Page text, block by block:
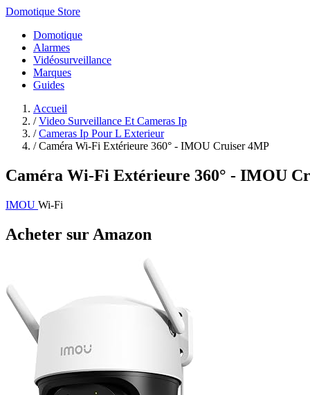
Domotique Store
Domotique
Alarmes
Vidéosurveillance
Marques
Guides
Accueil
/ Video Surveillance Et Cameras Ip
/ Cameras Ip Pour L Exterieur
/ Caméra Wi-Fi Extérieure 360° - IMOU Cruiser 4MP
Caméra Wi-Fi Extérieure 360° - IMOU
IMOU Wi-Fi
Acheter sur Amazon